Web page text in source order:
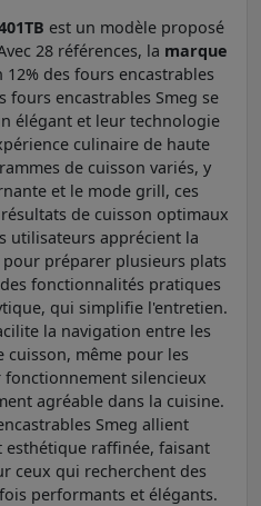
est un modèle proposé
28 références, la marque
des fours encastrables
fours encastrables Smeg se
élégant et leur technologie
culinaire de haute
de cuisson variés, y
et le mode grill, ces
de cuisson optimaux
utilisateurs apprécient la
préparer plusieurs plats
fonctionnalités pratiques
qui simplifie l'entretien.
la navigation entre les
même pour les
silencieux
agréable dans la cuisine.
Smeg allient
raffinée, faisant
ceux qui recherchent des
performants et élégants.